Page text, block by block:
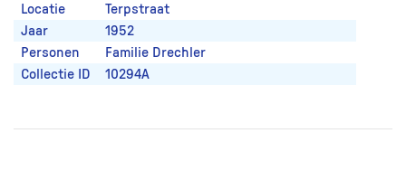
Locatie
Terpstraat
Jaar
1952
Personen
Familie Drechler
Collectie ID
10294A